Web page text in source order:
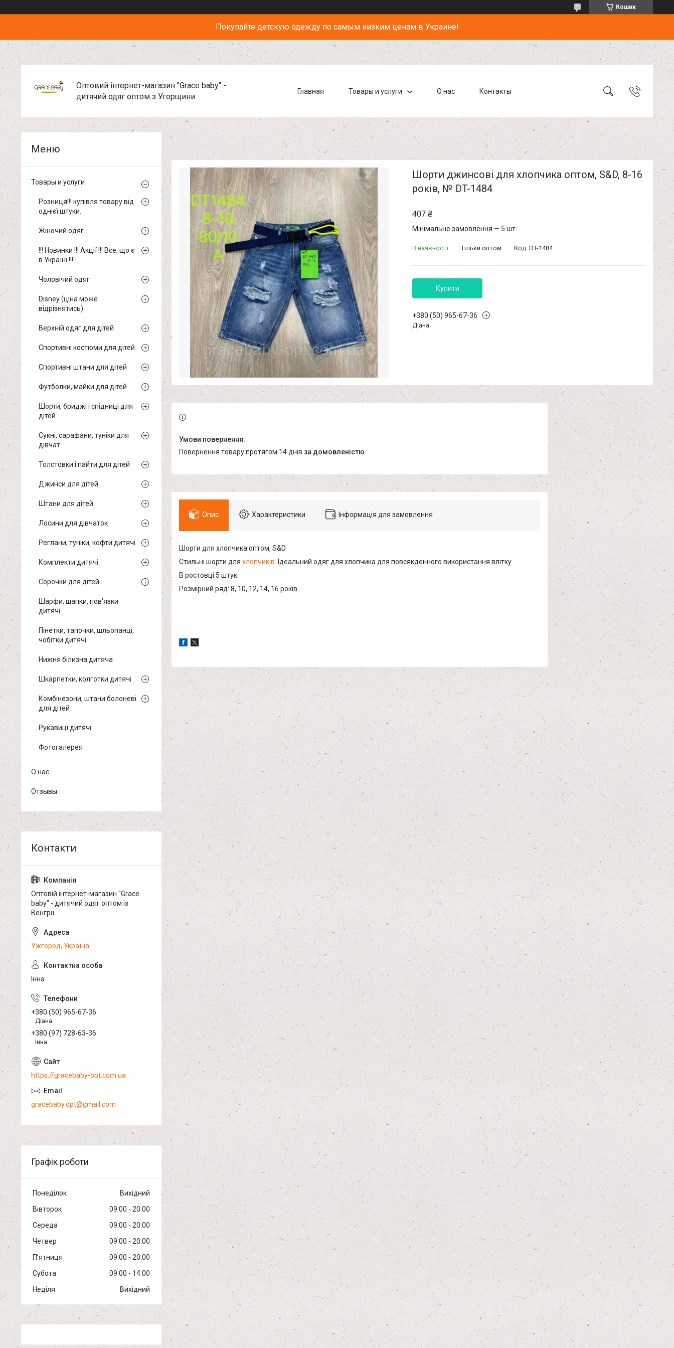
Кошик
Покупайте детскую одежду по самым низким ценам в Украине!
Оптовий інтернет-магазин "Grace baby" -
дитячий одяг оптом з Угорщини
Главная Товары и услуги О нас Контакты
Шорти джинсові для хлопчика оптом, S&D, 8-16
років, № DT-1484
407 ₴
Мінімальне замовлення — 5 шт.
В наявності Тільки оптом Код: DT-1484
Купити
+380 (50) 965-67-36
Діана
повернення товару протягом 14 днів за домовленістю
Опис Характеристики Інформація для замовлення
Шорти для хлопчика оптом, S&D
Стильні шорти для хлопчиків . Ідеальний одяг для хлопчика для повсякденного використання влітку.
В ростовці 5 штук.
Розмірний ряд: 8, 10, 12, 14, 16 років
Товары и услуги
Розниця!!! купівля товару від
однієї штуки.
Жіночий одяг
!!! Новинки !!! Акції !!! Все, що є
в Україні !!!
Чоловічий одяг
Disney (ціна може
відрізнятись)
Верхній одяг для дітей
Спортивні костюми для дітей
Спортивні штани для дітей
Футболки, майки для дітей
Шорти, бриджі і спідниці для
дітей
Сукні, сарафани, туніки для
дівчат
Толстовки і пайти для дітей
Джинси для дітей
Штани для дітей
Лосини для дівчаток
Реглани, туніки, кофти дитячі
Комплекти дитячі
Сорочки для дітей
Шарфи, шапки, пов'язки
дитячі
Пінетки, тапочки, шльопанці,
чобітки дитячі
Нижня білизна дитяча
Шкарпетки, колготки дитячі
Комбінезони, штани болоневі
для дітей
Рукавиці дитячі
Фотогалерея
О нас
Отзывы
Оптовій інтернет-магазин "Grace
baby" - дитячий одяг оптом із
Венгрії
Ужгород, Україна
Інна
+380 (50) 965-67-36
Діана
+380 (97) 728-63-36
Інна
https://gracebaby-opt.com.ua
gracebaby.opt@gmail.com
Графік роботи
Понеділок
Вихідний
Вівторок
09:00
20:00
Середа
09:00
20:00
Четвер
09:00
20:00
Пʼятниця
09:00
20:00
Субота
09:00
14:00
Неділя
Вихідний